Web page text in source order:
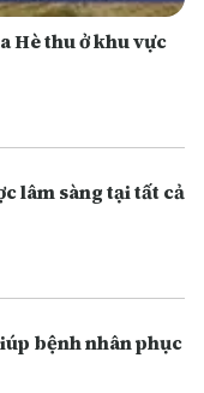
Hè thu ở khu vực
lâm sàng tại tất cả
bệnh nhân phục